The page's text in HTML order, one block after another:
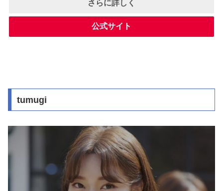
さらに詳しく
公式サイト
tumugi